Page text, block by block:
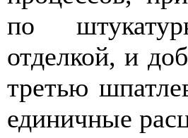
по
отделкой, и
третью
единичные